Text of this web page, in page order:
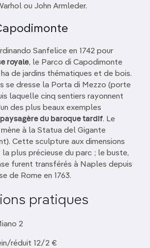
ou John Armleder.
Sanfelice en 1742 pour
royale, le Parco di Capodimonte
ha de jardins thématiques et de bois.
se dresse la Porta di Mezzo (porte
laquelle cinq sentiers rayonnent
des plus beaux exemples
du baroque tardif. Le
à la Statua del Gigante
Cette sculpture aux dimensions
plus précieuse du parc ; le buste,
furent transférés à Naples depuis
de Rome en 1763.
pratiques
2
réduit 12/2 €